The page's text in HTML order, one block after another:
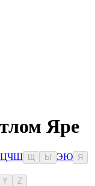
Яре
ЦЧШ Ы ЭЮ Я
Y Z